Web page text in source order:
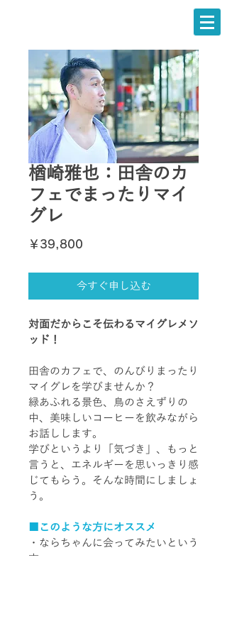
楢崎雅也：田舎のカ
フェでまったりマイ
グレ
￥39,800
今すぐ申し込む
対面だからこそ伝わるマイグレメソ
ッド！
田舎のカフェで、のんびりまったり
マイグレを学びませんか？
緑あふれる景色、鳥のさえずりの
中、美味しいコーヒーを飲みながら
お話しします。
学びというより「気づき」、もっと
言うと、エネルギーを思いっきり感
じてもらう。そんな時間にしましょ
う。
■このような方にオススメ
・ならちゃんに会ってみたいという
方